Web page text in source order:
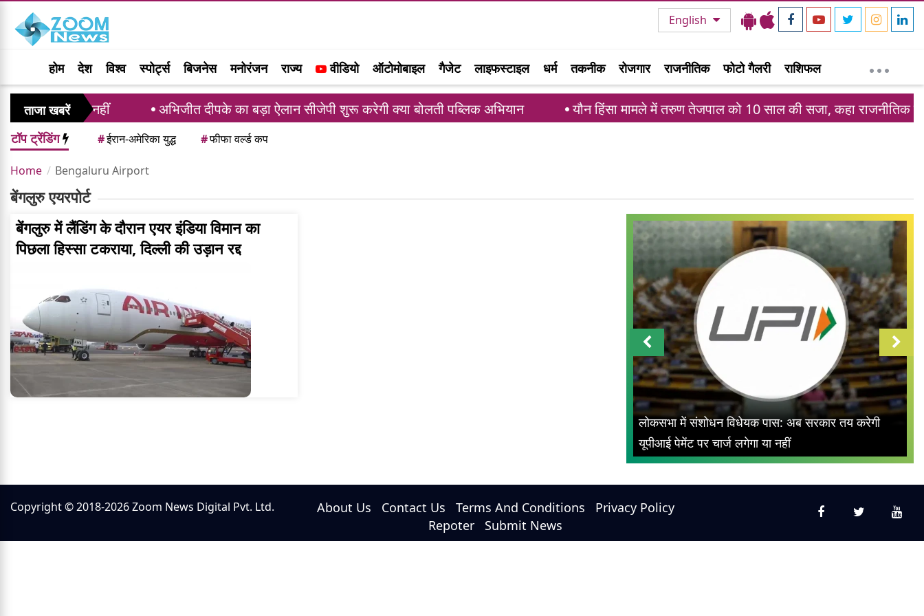
English
होम देश विश्व स्पोर्ट्स बिजनेस मनोरंजन राज्य वीडियो ऑटोमोबाइल गैजेट लाइफस्टाइल धर्म तकनीक रोजगार राजनीतिक फोटो गैलरी राशिफल
ताजा खबरें
लगेगा या नहीं अभिजीत दीपके का बड़ा ऐलान सीजेपी शुरू करेगी क्या बोलती पब्लिक अभियान यौन हिंसा मामले में तरुण तेजपाल को 10 साल की सजा, कहा राजनीतिक
टॉप ट्रेंडिंग #ईरान-अमेरिका युद्ध #फीफा वर्ल्ड कप
Home Bengaluru Airport
बेंगलुरु एयरपोर्ट
बेंगलुरु में लैंडिंग के दौरान एयर इंडिया विमान का
पिछला हिस्सा टकराया, दिल्ली की उड़ान रद्द
लोकसभा में संशोधन विधेयक पास: अब सरकार तय करेगी
यूपीआई पेमेंट पर चार्ज लगेगा या नहीं
Copyright © 2018-2026 Zoom News Digital Pvt. Ltd. About Us Contact Us Terms And Conditions
Privacy Policy
Repoter
Submit News